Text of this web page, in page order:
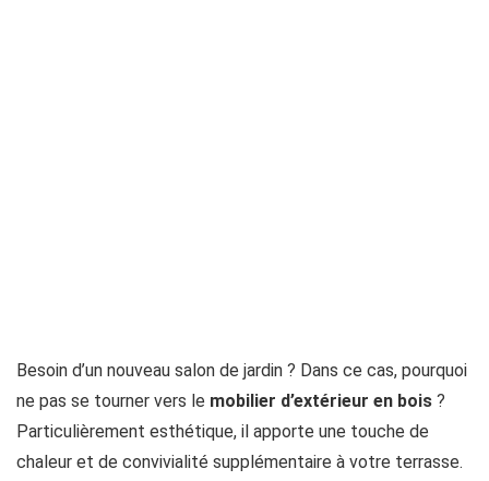
Besoin d’un nouveau salon de jardin ? Dans ce cas, pourquoi
ne pas se tourner vers le mobilier d’extérieur en bois ?
Particulièrement esthétique, il apporte une touche de
chaleur et de convivialité supplémentaire à votre terrasse.